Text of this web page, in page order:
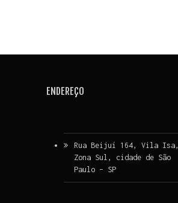
ENDEREÇO
Rua Beijuí 164, Vila Isa,
Zona Sul, cidade de São
Paulo – SP